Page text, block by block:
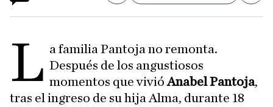
L a familia Pantoja no remonta.
Después de los angustiosos
momentos que vivióAnabel Pantoja,
tras el ingreso de su hija Alma, durante 18